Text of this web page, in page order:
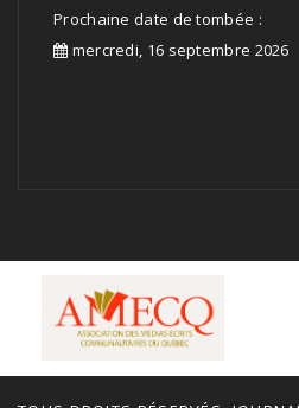
Prochaine date de tombée :
mercredi, 16 septembre 2026